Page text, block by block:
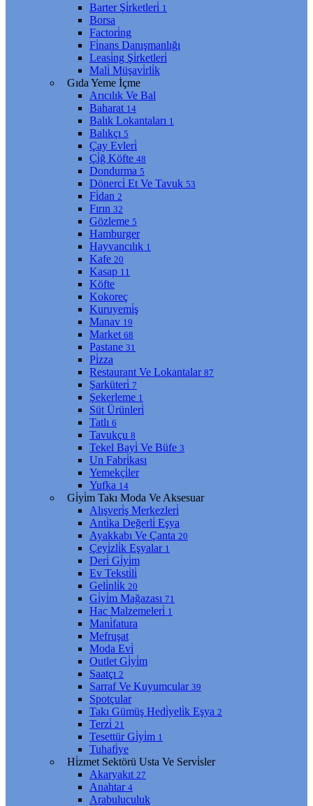
Barter Şi̇rketleri̇ 1
Borsa
Factori̇ng
Fi̇nans Danışmanlığı
Leasi̇ng Şi̇rketleri̇
Mali̇ Müşavi̇rli̇k
Gıda Yeme İçme
Arıcılık Ve Bal
Baharat 14
Balık Lokantaları 1
Balıkçı 5
Çay Evleri̇
Çi̇ğ Köfte 48
Dondurma 5
Dönerci̇ Et Ve Tavuk 53
Fi̇dan 2
Fırın 32
Gözleme 5
Hamburger
Hayvancılık 1
Kafe 20
Kasap 11
Köfte
Kokoreç
Kuruyemi̇ş
Manav 19
Market 68
Pastane 31
Pi̇zza
Restaurant Ve Lokantalar 87
Şarküteri̇ 7
Şekerleme 1
Süt Ürünleri̇
Tatlı 6
Tavukçu 8
Tekel Bayi̇ Ve Büfe 3
Un Fabri̇kası
Yemekçi̇ler
Yufka 14
Gi̇yi̇m Takı Moda Ve Aksesuar
Alışveri̇ş Merkezleri̇
Anti̇ka Değerli̇ Eşya
Ayakkabı Ve Çanta 20
Çeyi̇zli̇k Eşyalar 1
Deri̇ Gi̇yi̇m
Ev Teksti̇li̇
Geli̇nli̇k 20
Gi̇yi̇m Mağazası 71
Hac Malzemeleri̇ 1
Mani̇fatura
Mefruşat
Moda Evi̇
Outlet Gi̇yi̇m
Saatçı 2
Sarraf Ve Kuyumcular 39
Spotçular
Takı Gümüş Hedi̇yeli̇k Eşya 2
Terzi̇ 21
Tesettür Gi̇yi̇m 1
Tuhafi̇ye
Hi̇zmet Sektörü Usta Ve Servi̇sler
Akaryakıt 27
Anahtar 4
Arabuluculuk